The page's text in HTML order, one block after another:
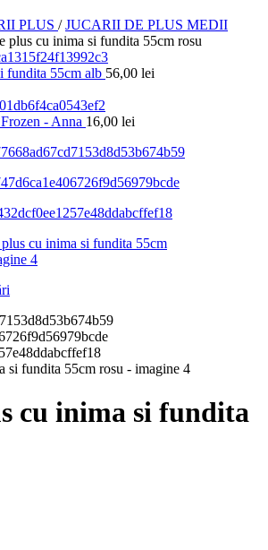
PLUS / JUCARII DE PLUS MEDII
plus cu inima si fundita 55cm rosu
fundita 55cm alb 56,00 lei
- Anna 16,00 lei
cu inima si fundita